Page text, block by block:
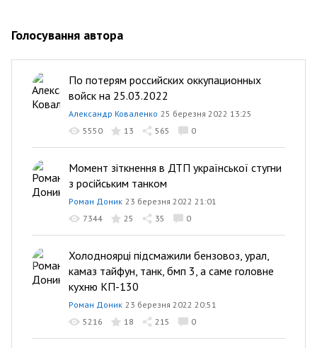
Голосування автора
По потерям российских оккупационных
войск на 25.03.2022
Александр Коваленко 25 березня 2022 13:25
5550
13 565 0
Момент зіткнення в ДТП української стугни
з російським танком
Роман Доник 23 березня 2022 21:01
7344
25 35 0
Холодноярці підсмажили бензовоз, урал,
камаз тайфун, танк, бмп 3, а саме головне
кухню КП-130
Роман Доник 23 березня 2022 20:51
5216
18 215 0